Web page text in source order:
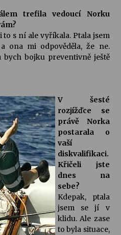
trefila vedoucí Norku
to s ní ale vyříkala. Ptala jsem
ona mi odpověděla, že ne.
bych bojku preventivně ještě
V šesté
rozjížďce se
právě Norka
postarala o
vaší
diskvalifikaci.
Křičeli jste
dnes na
sebe?
Kdepak, ptala
jsem se jí v
klidu. Ale zase
to byla situace,